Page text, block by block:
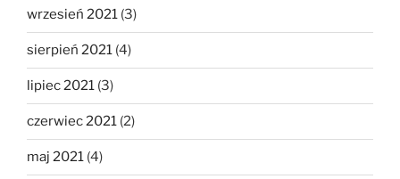
wrzesień 2021 (3)
sierpień 2021 (4)
lipiec 2021 (3)
czerwiec 2021 (2)
maj 2021 (4)